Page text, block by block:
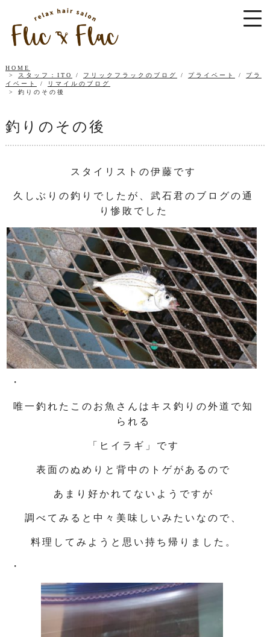
HOME
スタッフ：ITO
/ フリックフラックのブログ / プライベート / プラ
イベート
/
リマイルのブログ
釣りのその後
釣りのその後
スタイリストの伊藤です
久しぶりの釣りでしたが、武石君のブログの通
り惨敗でした
・
唯一釣れたこのお魚さんはキス釣りの外道で知
られる
「ヒイラギ」です
表面のぬめりと背中のトゲがあるので
あまり好かれてないようですが
調べてみると中々美味しいみたいなので、
料理してみようと思い持ち帰りました。
・